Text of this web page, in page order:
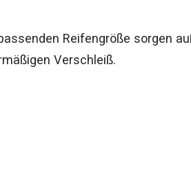
Reifengröße sorgen
Verschleiß.